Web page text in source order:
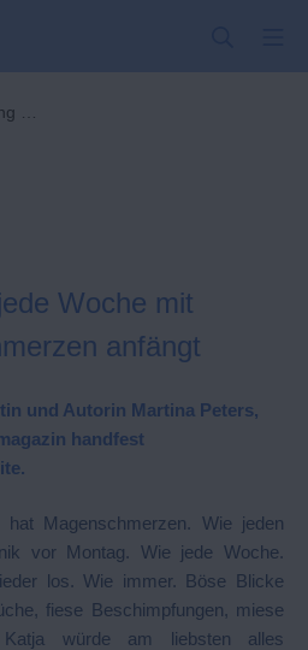
…
Woche mit
anfängt
und Autorin Martina Peters,
handfest
.
hat Magenschmerzen. Wie jeden
vor Montag. Wie jede Woche.
los. Wie immer. Böse Blicke
fiese Beschimpfungen, miese
würde am liebsten alles